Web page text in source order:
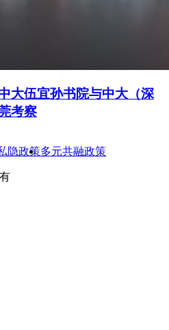
大伍宜孙书院与中大（深
考察
隐政策多元共融政策